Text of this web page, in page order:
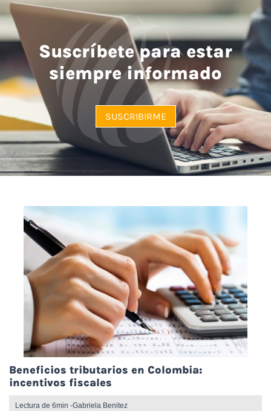
Suscríbete para estar
siempre informado
SUSCRIBIRME
Beneficios tributarios en Colombia:
incentivos fiscales
Gabriela Benitez
Lectura de 6min -